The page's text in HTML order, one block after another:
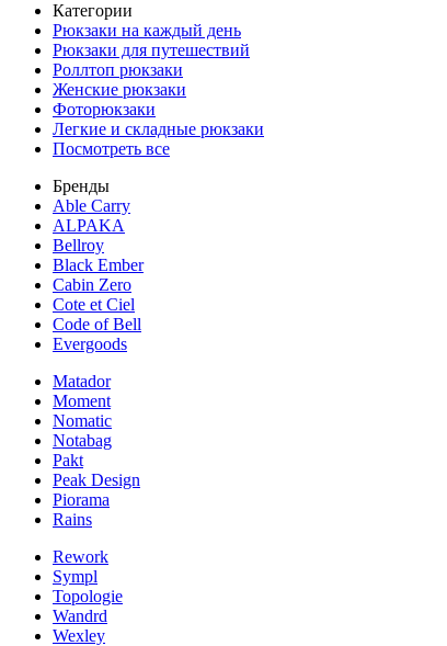
Категории
Рюкзаки на каждый день
Рюкзаки для путешествий
Роллтоп рюкзаки
Женские рюкзаки
Фоторюкзаки
Легкие и складные рюкзаки
Посмотреть все
Бренды
Able Carry
ALPAKA
Bellroy
Black Ember
Cabin Zero
Cote et Ciel
Code of Bell
Evergoods
Matador
Moment
Nomatic
Notabag
Pakt
Peak Design
Piorama
Rains
Rework
Sympl
Topologie
Wandrd
Wexley